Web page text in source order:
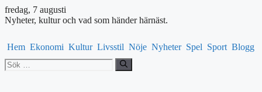
fredag, 7 augusti
Nyheter, kultur och vad som händer härnäst.
Hem Ekonomi Kultur Livsstil Nöje Nyheter Spel Sport Blogg
Sök
efter: